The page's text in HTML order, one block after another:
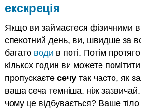
екскреція
Якщо ви займаєтеся фізичними
спекотний день, ви, швидше за
багато води в поті. Потім
кількох годин ви можете
пропускаєтесечу так часто, як
ваша сеча темніша, ніж
чому це відбувається? Ваше